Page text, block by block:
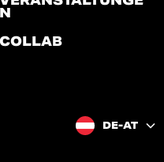
N
COLLAB
DE-AT